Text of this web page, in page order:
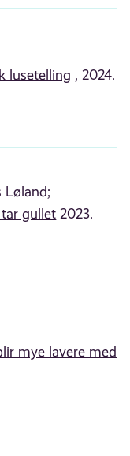
lusetelling , 2024.
Løland;
gullet 2023.
mye lavere med